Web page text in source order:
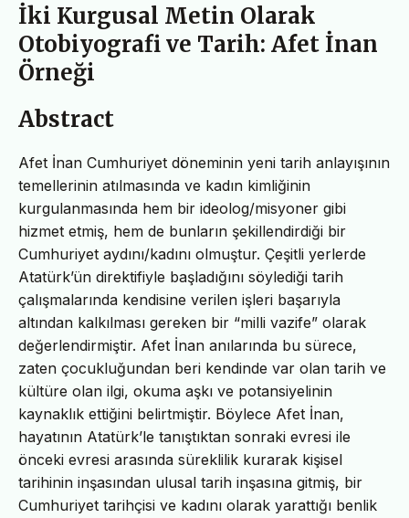
İki Kurgusal Metin Olarak
Otobiyografi ve Tarih: Afet İnan
Örneği
Abstract
Afet İnan Cumhuriyet döneminin yeni tarih anlayışının
temellerinin atılmasında ve kadın kimliğinin
kurgulanmasında hem bir ideolog/misyoner gibi
hizmet etmiş, hem de bunların şekillendirdiği bir
Cumhuriyet aydını/kadını olmuştur. Çeşitli yerlerde
Atatürk’ün direktifiyle başladığını söylediği tarih
çalışmalarında kendisine verilen işleri başarıyla
altından kalkılması gereken bir “milli vazife” olarak
değerlendirmiştir. Afet İnan anılarında bu sürece,
zaten çocukluğundan beri kendinde var olan tarih ve
kültüre olan ilgi, okuma aşkı ve potansiyelinin
kaynaklık ettiğini belirtmiştir. Böylece Afet İnan,
hayatının Atatürk’le tanıştıktan sonraki evresi ile
önceki evresi arasında süreklilik kurarak kişisel
tarihinin inşasından ulusal tarih inşasına gitmiş, bir
Cumhuriyet tarihçisi ve kadını olarak yarattığı benlik